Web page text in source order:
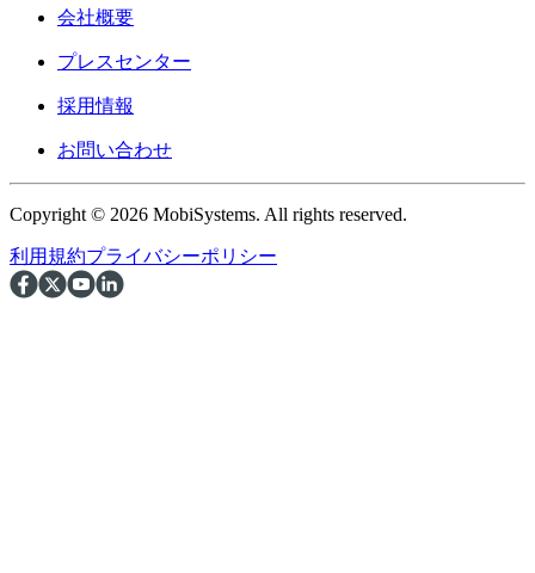
会社概要
プレスセンター
採用情報
お問い合わせ
Copyright © 2026 MobiSystems. All rights reserved.
利用規約プライバシーポリシー